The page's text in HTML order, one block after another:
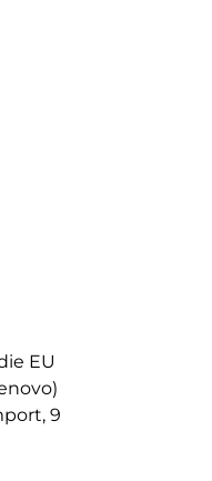
EU
9